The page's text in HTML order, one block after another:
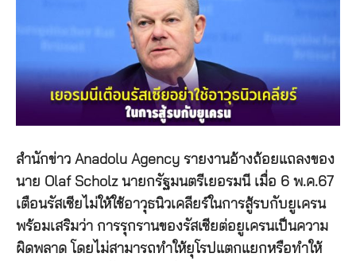
สำนักข่าว Anadolu Agency รายงานอ้างถ้อยแถลงของ
นาย Olaf Scholz นายกรัฐมนตรีเยอรมนี เมื่อ 6 พ.ค.67
เตือนรัสเซียไม่ให้ใช้อาวุธนิวเคลียร์ในการสู้รบกับยูเครน
พร้อมเสริมว่า การรุกรานของรัสเซียต่อยูเครนเป็นความ
ผิดพลาด โดยไม่สามารถทำให้ยุโรปแตกแยกหรือทําให้